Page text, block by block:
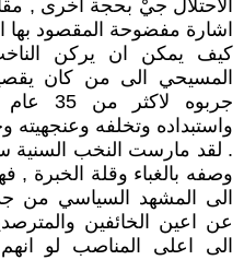
الاحتلال جيْ بحجة اخرى ,
اشارة مفضوحة المقصود بها
كيف يمكن ان يركن
المسيحي الى من كان
جربوه
واستبداده وتخلفه وعنجهيته
. لقد مارست النخب السنية
وصفه بالغباء وقلة الخبرة ,
الى المشهد السياسي من
عن اعين الخائفين
الى اعلى المناصب لو انهم